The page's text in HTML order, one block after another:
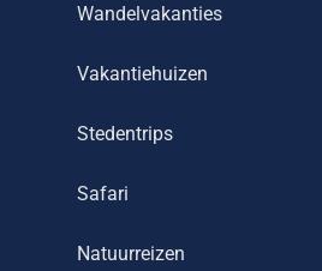
Wandelvakanties
Vakantiehuizen
Stedentrips
Safari
Natuurreizen